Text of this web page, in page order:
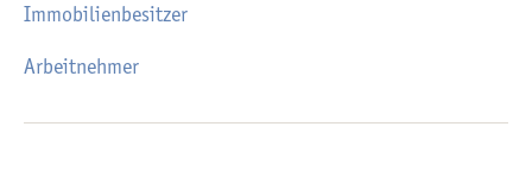
Immobilienbesitzer
Arbeitnehmer